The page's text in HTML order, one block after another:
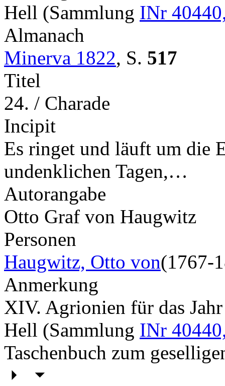
Hell (Sammlung INr
Almanach
Minerva 1822, S. 517
Titel
24. / Charade
Incipit
Es ringet und läuft um die
undenklichen Tagen,…
Autorangabe
Otto Graf von Haugwitz
Personen
Haugwitz, Otto von(1767-
Anmerkung
XIV. Agrionien für das
Hell (Sammlung INr
Taschenbuch zum